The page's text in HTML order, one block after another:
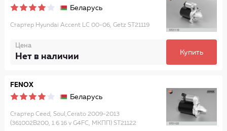
Беларусь
Стартер Hyundai Accent LC 00-06, Getz ST21119
Цена
Нет в наличии Купить
FENOX
Беларусь
Стартер Ceed, Soul,Cerato 2009-2013
(361002B200, 1.6 16 v G4FC, МКПП) ST21122